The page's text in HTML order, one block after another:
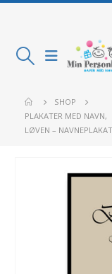
SHOP
PLAKATER MED NAVN,
LØVEN – NAVNEPLAKAT